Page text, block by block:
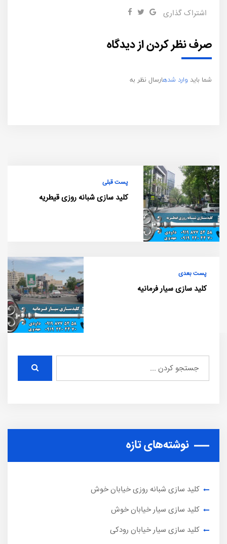
اشتراک گذاری
صرف نظر کردن از دیدگاه
شما باید وارد شدهارسال نظر به
پست قبلی
کلید سازی شبانه روزی قیطریه
پست بعدی
کلید سازی سیار فرمانیه
نوشته‌های تازه
کلید سازی شبانه روزی خیابان خوش
کلید سازی سیار خیابان خوش
کلید سازی سیار خیابان رودکی